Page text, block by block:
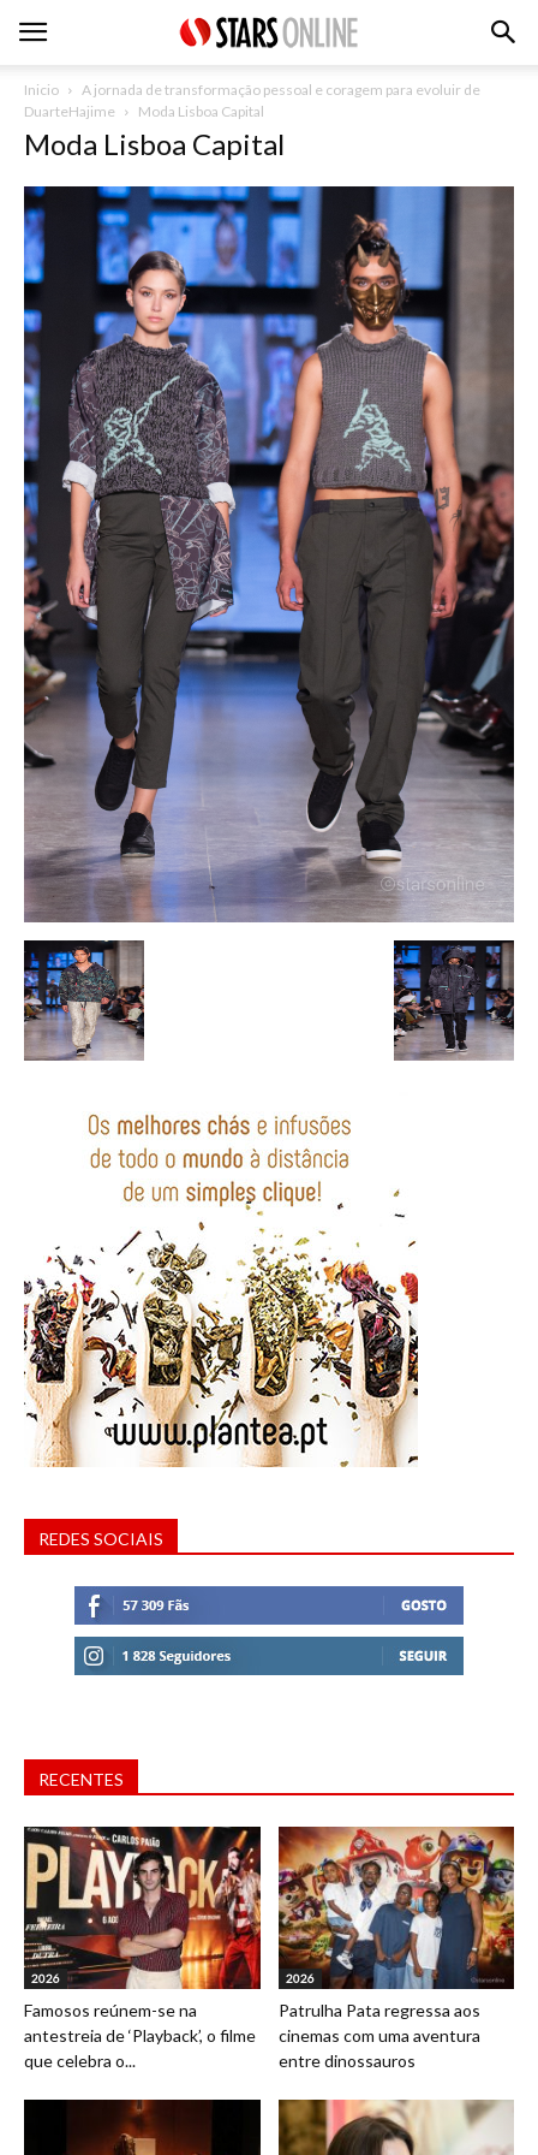
Inicio
A jornada de transformação pessoal e coragem para evoluir de
DuarteHajime
Moda Lisboa Capital
Moda Lisboa Capital
REDES SOCIAIS
RECENTES
2026
Famosos reúnem-se na
antestreia de ‘Playback’, o filme
que celebra o...
2026
Patrulha Pata regressa aos
cinemas com uma aventura
entre dinossauros